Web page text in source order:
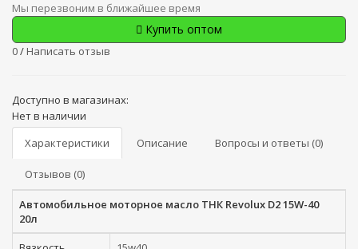
Мы перезвоним в ближайшее время
Купить оптом
0/ Написать отзыв
Доступно в магазинах:
Нет в наличии
Характеристики
Описание Вопросы и ответы (0)
Отзывов (0)
Автомобильное моторное масло ТНК Revolux D2 15W-40
20л